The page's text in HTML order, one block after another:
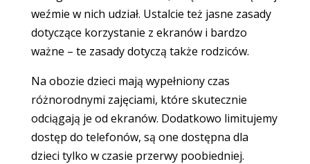
weźmie w nich udział. Ustalcie też jasne zasady
dotyczące korzystanie z ekranów i bardzo
ważne – te zasady dotyczą także rodziców.
Na obozie dzieci mają wypełniony czas
różnorodnymi zajęciami, które skutecznie
odciągają je od ekranów. Dodatkowo limitujemy
dostęp do telefonów, są one dostępna dla
dzieci tylko w czasie przerwy poobiedniej.